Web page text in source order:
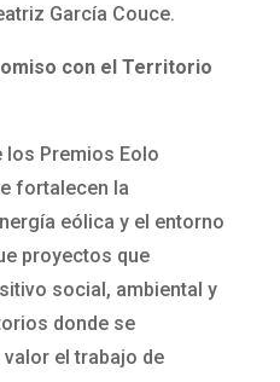
García Couce.
con el Territorio
los Premios Eolo
fortalecen la
eólica y el entorno
proyectos que
social, ambiental y
donde se
el trabajo de